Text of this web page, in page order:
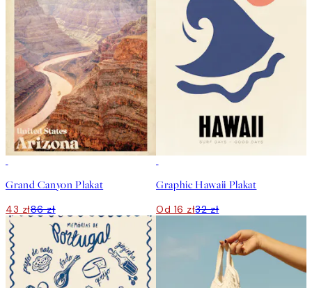
Grand Canyon Plakat
43 zł86 zł
Graphic Hawaii Plakat
Od 16 zł32 zł